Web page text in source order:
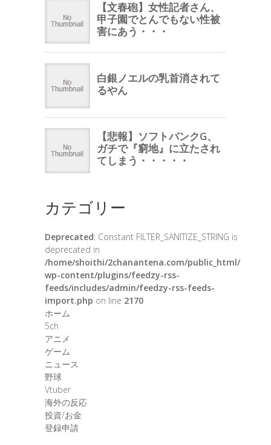
カテゴリー
Deprecated: Constant FILTER_SANITIZE_STRING is
deprecated in
/home/shoithi/2chanantena.com/public_html/
wp-content/plugins/feedzy-rss-
feeds/includes/admin/feedzy-rss-feeds-
import.php on line 2170
ホーム
5ch
アニメ
ゲーム
ニュース
野球
Vtuber
海外の反応
投資/お金
登録申請